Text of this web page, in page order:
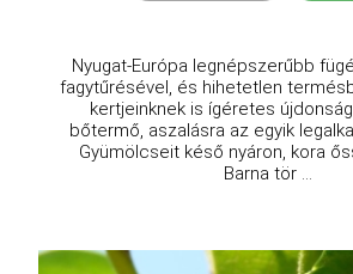
Nyugat-Európa legnépszerűbb
fagytűrésével, és hihetetlen
kertjeinknek is ígéretes
bőtermő, aszalásra az egyik
Gyümölcseit késő nyáron, kora
Barna tör ...